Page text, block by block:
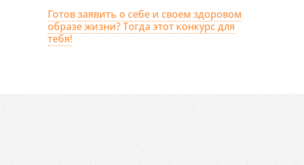
Готов заявить о себе и своем здоровом
образе жизни? Тогда этот конкурс для
тебя!